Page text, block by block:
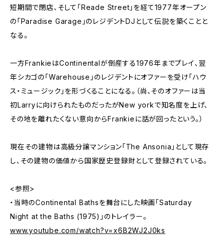
短期間で閉店、そして「Reade Street」を経て1977年オープン
の「Paradise Garage」のレジデントDJとして伝説を築くことと
なる。
一方FrankieはContinentalが倒産する1976年までプレイ、翌
年シカゴの「Warehouse」のレジデントにオファーを受け「ハウ
ス・ミュージック」を形づくることになる。（尚、そのオファーは当
初Larryに向けられたものだったがNew yorkで知名度を上げ、
その地を離れたくない意向からFrankieに話が回ったという。）
現在その建物は高級分譲マンション「The Ansonia」として現存
し、その建物の価値から国家歴史登録財として登録されている。
<参照>
・当時のContinental Bathsを舞台にした映画「Saturday
Night at the Baths (1975)」のトレイラー。
www.youtube.com/watch?v=x6B2WJ2J0ks